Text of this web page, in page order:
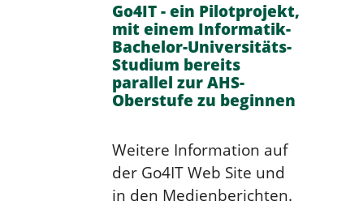
Go4IT - ein Pilotprojekt,
mit einem Informatik-
Bachelor-Universitäts-
Studium bereits
parallel zur AHS-
Oberstufe zu beginnen
Weitere Information auf
der Go4IT Web Site und
in den Medienberichten.